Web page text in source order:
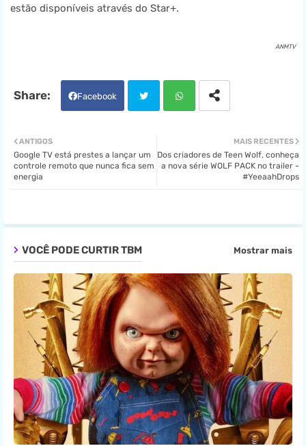
estão disponíveis através do Star+.
ANMTV
Facebook
ter tsa
MAIS RECENTES
Dos criadores de Teen Wolf, conheça
a nova série WOLF PACK no trailer -
#YeeaahDrops
ANTIGOS
Google TV está prestes a lançar um
controle remoto que nunca fica sem
energia
VOCÊ PODE CURTIR TBM Mostrar mais